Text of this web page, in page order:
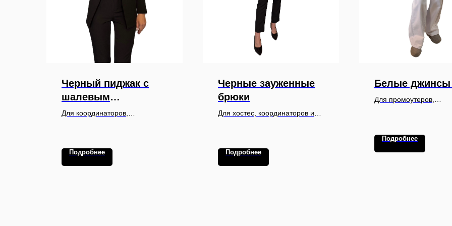
Черный пиджак с
шалевым
воротником
Для координаторов,
торжественных приемах
Подробнее
Черные зауженные
брюки
Для хостес, координаторов и
Подробнее
Белые джинсы
Для промоутеров,
стиле casual
Подробнее